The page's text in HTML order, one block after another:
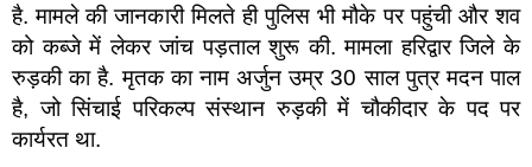
है. मामले की जानकारी मिलते ही पुलिस भी मौके पर पहुंची और शव
को कब्जे में लेकर जांच पड़ताल शुरू की. मामला हरिद्वार जिले के
रुड़की का है. मृतक का नाम अर्जुन उम्र 30 साल पुत्र मदन पाल
है, जो सिंचाई परिकल्प संस्थान रुड़की में चौकीदार के पद पर
कार्यरत था.